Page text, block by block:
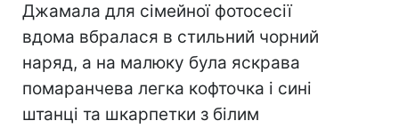
Джамала для сімейної фотосесії
вдома вбралася в стильний чорний
наряд, а на малюку була яскрава
помаранчева легка кофточка і сині
штанці та шкарпетки з білим